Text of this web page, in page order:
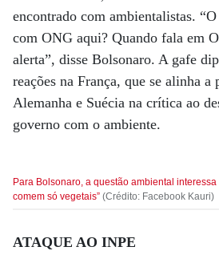
encontrado com ambientalistas.
com ONG aqui? Quando fala em
alerta”, disse Bolsonaro. A gafe
reações na França, que se alinha a
Alemanha e Suécia na crítica ao
governo com o ambiente.
Para Bolsonaro, a questão ambiental
comem só vegetais” (Crédito: Facebook Kauri)
ATAQUE AO INPE